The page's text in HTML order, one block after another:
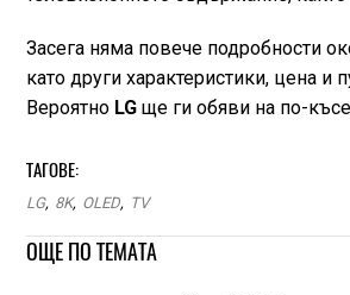
Засега няма повече подробности
като други характеристики, цена и
Вероятно LGще ги обяви на по-
ТАГОВЕ:
LG, 8K, OLED, TV
ОЩЕ ПО ТЕМАТА